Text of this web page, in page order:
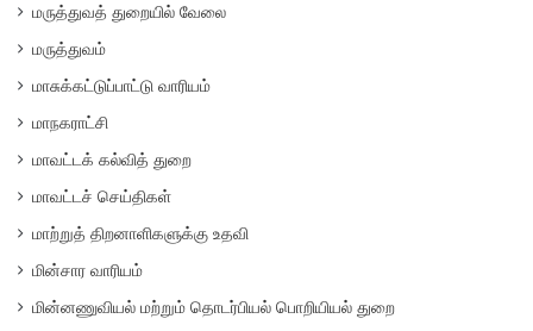
மருத்துவத் துறையில் வேலை
மருத்துவம்
மாசுக்கட்டுப்பாட்டு வாரியம்
மாநகராட்சி
மாவட்டக் கல்வித் துறை
மாவட்டச் செய்திகள்
மாற்றுத் திறனாளிகளுக்கு உதவி
மின்சார வாரியம்
மின்னணுவியல் மற்றும் தொடர்பியல் பொறியியல் துறை